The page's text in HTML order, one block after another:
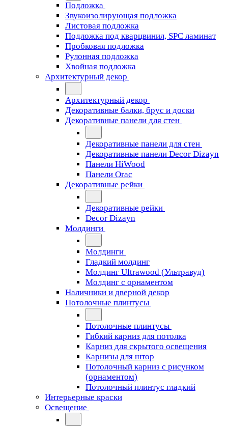
Подложка
Звукоизолирующая подложка
Листовая подложка
Подложка под кварцвинил, SPC ламинат
Пробковая подложка
Рулонная подложка
Хвойная подложка
Архитектурный декор
Архитектурный декор
Декоративные балки, брус и доски
Декоративные панели для стен
Декоративные панели для стен
Декоративные панели Decor Dizayn
Панели HiWood
Панели Orac
Декоративные рейки
Декоративные рейки
Decor Dizayn
Молдинги
Молдинги
Гладкий молдинг
Молдинг Ultrawood (Ультравуд)
Молдинг с орнаментом
Наличники и дверной декор
Потолочные плинтусы
Потолочные плинтусы
Гибкий карниз для потолка
Карниз для скрытого освещения
Карнизы для штор
Потолочный карниз с рисунком
(орнаментом)
Потолочный плинтус гладкий
Интерьерные краски
Освещение